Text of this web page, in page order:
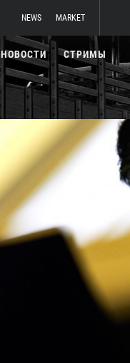
NEWS MARKET
НОВОСТИ СТРИМЫ